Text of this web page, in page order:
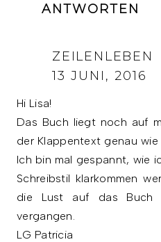
ANTWORTEN
ZEILENLEBEN
13 JUNI, 2016
Hi Lisa!
Das Buch liegt noch auf
der Klappentext genau
Ich bin mal gespannt, wie
Schreibstil klarkommen
die Lust auf das Buch
vergangen.
LG Patricia